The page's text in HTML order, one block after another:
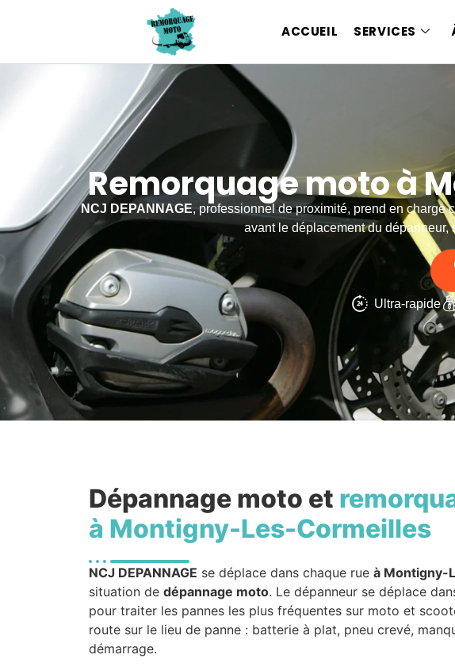
ACCUEIL SERVICES
Remorquage moto à
NCJ DEPANNAGE, professionnel de proximité, prend en charge
avant le déplacement du
Ultra-rapide
Dépannage moto et
à Montigny-Les-Cormeilles
NCJ DEPANNAGE se déplace dans chaque rue à Montigny-
situation de dépannage moto. Le dépanneur se déplace
pour traiter les pannes les plus fréquentes sur moto et
route sur le lieu de panne : batterie à plat, pneu crevé,
démarrage.